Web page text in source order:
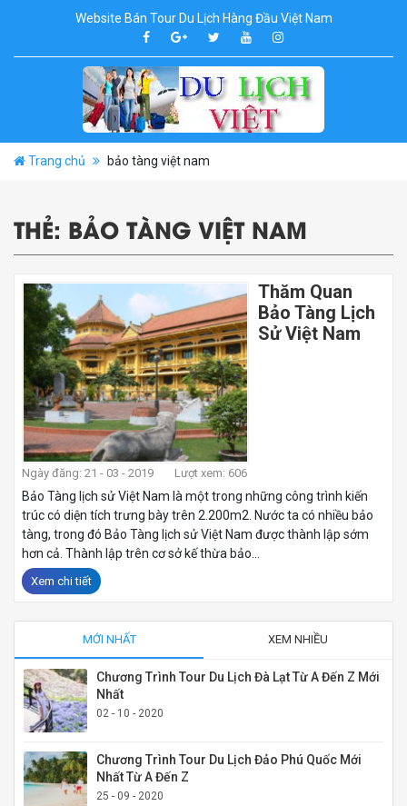
Website Bán Tour Du Lịch Hàng Đầu Việt Nam
Trang chủ bảo tàng việt nam
THẺ: BẢO TÀNG VIỆT NAM
Thăm Quan
Bảo Tàng Lịch
Sử Việt Nam
Ngày đăng: 21 - 03 - 2019 Lượt xem: 606
Bảo Tàng lịch sử Việt Nam là một trong những công trình kiến
trúc có diện tích trưng bày trên 2.200m2. Nước ta có nhiều bảo
tàng, trong đó Bảo Tàng lịch sử Việt Nam được thành lập sớm
hơn cả. Thành lập trên cơ sở kế thừa bảo...
Xem chi tiết
MỚI NHẤT XEM NHIỀU
Chương Trình Tour Du Lịch Đà Lạt Từ A Đến Z Mới
Nhất
02 - 10 - 2020
Chương Trình Tour Du Lịch Đảo Phú Quốc Mới
Nhất Từ A Đến Z
25 - 09 - 2020